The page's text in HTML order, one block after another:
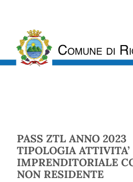
PASS ZTL ANNO 2023
TIPOLOGIA ATTIVITA’
IMPRENDITORIALE
NON RESIDENTE